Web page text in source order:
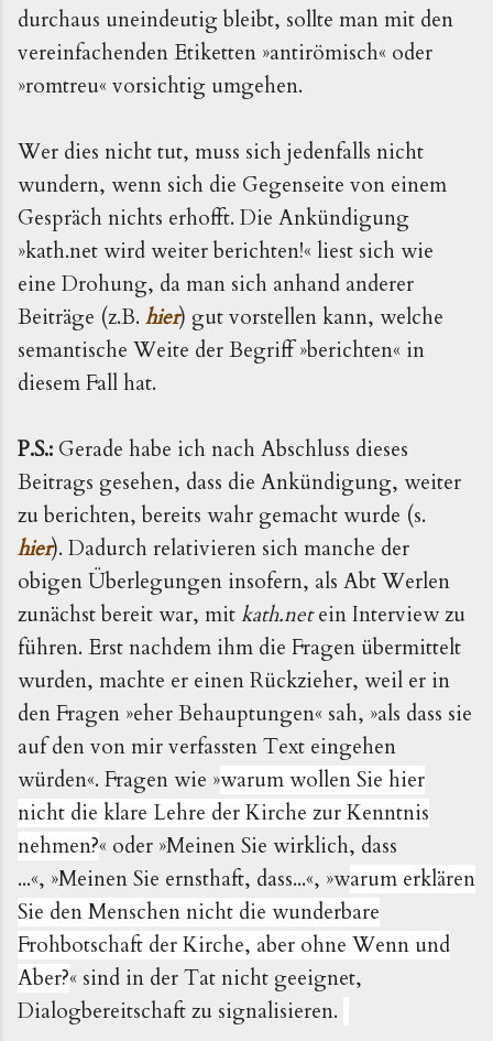
durchaus uneindeutig bleibt, sollte man mit den
vereinfachenden Etiketten »antirömisch« oder
»romtreu« vorsichtig umgehen.
Wer dies nicht tut, muss sich jedenfalls nicht
wundern, wenn sich die Gegenseite von einem
Gespräch nichts erhofft. Die Ankündigung
»kath.net wird weiter berichten!« liest sich wie
eine Drohung, da man sich anhand anderer
Beiträge (z.B. hier) gut vorstellen kann, welche
semantische Weite der Begriff »berichten« in
diesem Fall hat.
P.S.: Gerade habe ich nach Abschluss dieses
Beitrags gesehen, dass die Ankündigung, weiter
zu berichten, bereits wahr gemacht wurde (s.
hier). Dadurch relativieren sich manche der
obigen Überlegungen insofern, als Abt Werlen
zunächst bereit war, mitkath.netein Interview zu
führen. Erst nachdem ihm die Fragen übermittelt
wurden, machte er einen Rückzieher, weil er in
den Fragen »eher Behauptungen« sah, »als dass sie
auf den von mir verfassten Text eingehen
würden«. Fragen wie »warum wollen Sie hier
nicht die klare Lehre der Kirche zur Kenntnis
nehmen?« oder »Meinen Sie wirklich, dass
...«, »Meinen Sie ernsthaft, dass...«, »warum erklären
Sie den Menschen nicht die wunderbare
Frohbotschaft der Kirche, aber ohne Wenn und
Aber?« sind in der Tat nicht geeignet,
Dialogbereitschaft zu signalisieren.